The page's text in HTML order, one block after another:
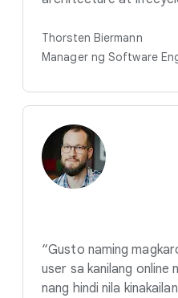
Thorsten Biermann
Manager ng Software
“Gusto naming
user sa kanilang online
nang hindi nila